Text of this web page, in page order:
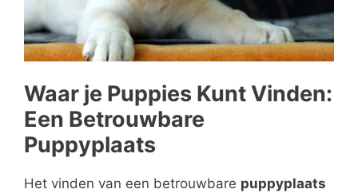
Waar je Puppies Kunt Vinden:
Een Betrouwbare
Puppyplaats
Het vinden van een betrouwbare puppyplaats